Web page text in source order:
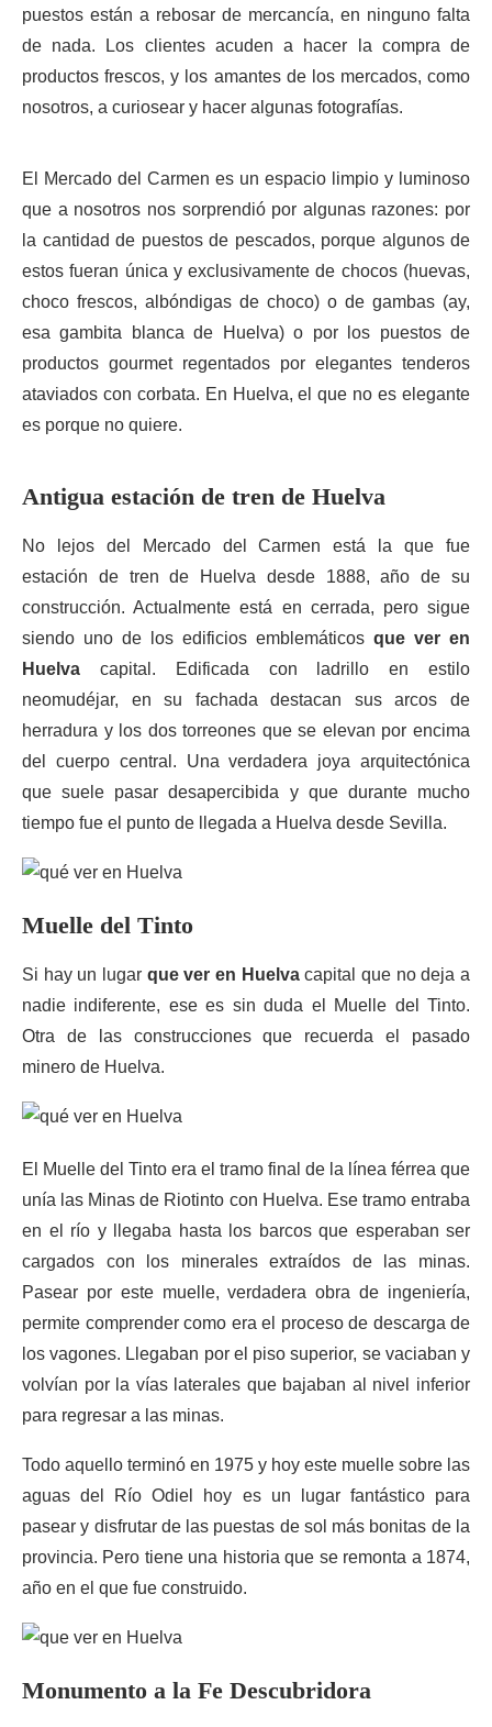
puestos están a rebosar de mercancía, en ninguno falta
de nada. Los clientes acuden a hacer la compra de
productos frescos, y los amantes de los mercados, como
nosotros, a curiosear y hacer algunas fotografías.
El Mercado del Carmen es un espacio limpio y luminoso
que a nosotros nos sorprendió por algunas razones: por
la cantidad de puestos de pescados, porque algunos de
estos fueran única y exclusivamente de chocos (huevas,
choco frescos, albóndigas de choco) o de gambas (ay,
esa gambita blanca de Huelva) o por los puestos de
productos gourmet regentados por elegantes tenderos
ataviados con corbata. En Huelva, el que no es elegante
es porque no quiere.
Antigua estación de tren de Huelva
No lejos del Mercado del Carmen está la que fue
estación de tren de Huelva desde 1888, año de su
construcción. Actualmente está en cerrada, pero sigue
siendo uno de los edificios emblemáticos que ver en
Huelva capital. Edificada con ladrillo en estilo
neomudéjar, en su fachada destacan sus arcos de
herradura y los dos torreones que se elevan por encima
del cuerpo central. Una verdadera joya arquitectónica
que suele pasar desapercibida y que durante mucho
tiempo fue el punto de llegada a Huelva desde Sevilla.
Muelle del Tinto
Si hay un lugar que ver en Huelvacapital que no deja a
nadie indiferente, ese es sin duda el Muelle del Tinto.
Otra de las construcciones que recuerda el pasado
minero de Huelva.
El Muelle del Tinto era el tramo final de la línea férrea que
unía las Minas de Riotinto con Huelva. Ese tramo entraba
en el río y llegaba hasta los barcos que esperaban ser
cargados con los minerales extraídos de las minas.
Pasear por este muelle, verdadera obra de ingeniería,
permite comprender como era el proceso de descarga de
los vagones. Llegaban por el piso superior, se vaciaban y
volvían por la vías laterales que bajaban al nivel inferior
para regresar a las minas.
Todo aquello terminó en 1975 y hoy este muelle sobre las
aguas del Río Odiel hoy es un lugar fantástico para
pasear y disfrutar de las puestas de sol más bonitas de la
provincia. Pero tiene una historia que se remonta a 1874,
año en el que fue construido.
Monumento a la Fe Descubridora